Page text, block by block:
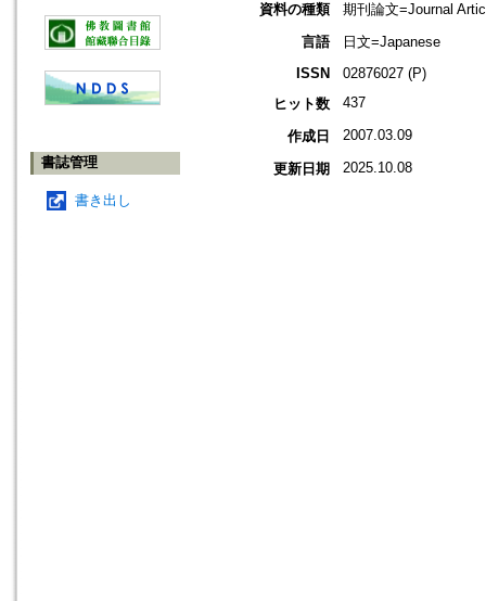
書誌管理
書き出し
資料の種類
期刊論文=Journal
言語
日文=Japanese
ISSN
02876027 (P)
ヒット数
437
作成日 2007.03.09
更新日期 2025.10.08